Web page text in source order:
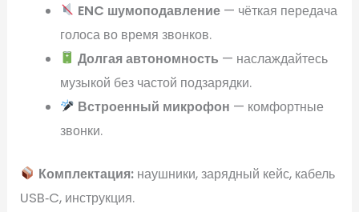
ENC шумоподавление — чёткая передача
голоса во время звонков.
Долгая автономность — наслаждайтесь
музыкой без частой подзарядки.
Встроенный микрофон — комфортные
звонки.
Комплектация:наушники, зарядный кейс, кабель
USB‑C, инструкция.